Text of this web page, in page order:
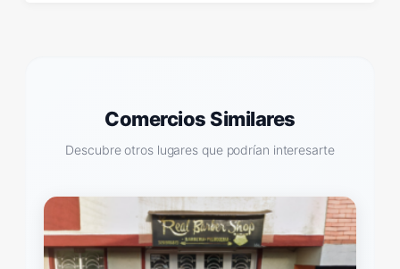
Comercios Similares
Descubre otros lugares que podrían interesarte